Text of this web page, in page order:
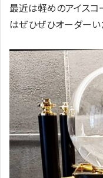
最近は軽めのアイスコ
はぜひぜひオーダー